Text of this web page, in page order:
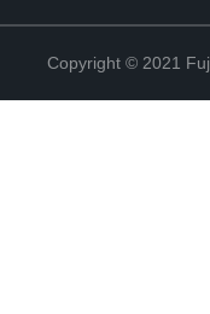
Copyright © 2021